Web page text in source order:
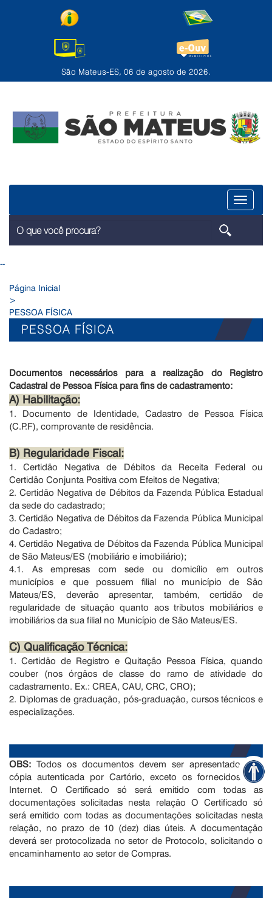
São Mateus-ES, 06 de agosto de 2026.
Menu
--
Página Inicial
>
PESSOA FÍSICA
PESSOA FÍSICA
Documentos necessários para a realização do Registro
Cadastral de Pessoa Física para fins de cadastramento:
A) Habilitação:
1. Documento de Identidade, Cadastro de Pessoa Física
(C.P.F), comprovante de residência.
B) Regularidade Fiscal:
1. Certidão Negativa de Débitos da Receita Federal ou
Certidão Conjunta Positiva com Efeitos de Negativa;
2. Certidão Negativa de Débitos da Fazenda Pública Estadual
da sede do cadastrado;
3. Certidão Negativa de Débitos da Fazenda Pública Municipal
do Cadastro;
4. Certidão Negativa de Débitos da Fazenda Pública Municipal
de São Mateus/ES (mobiliário e imobiliário);
4.1. As empresas com sede ou domicílio em outros
municípios e que possuem filial no município de São
Mateus/ES, deverão apresentar, também, certidão de
regularidade de situação quanto aos tributos mobiliários e
imobiliários da sua filial no Município de São Mateus/ES.
C) Qualificação Técnica:
1. Certidão de Registro e Quitação Pessoa Física, quando
couber (nos órgãos de classe do ramo de atividade do
cadastramento. Ex.: CREA, CAU, CRC, CRO);
2. Diplomas de graduação, pós-graduação, cursos técnicos e
especializações.
OBS: Todos os documentos devem ser apresentados em
cópia autenticada por Cartório, exceto os fornecidos pela
Internet. O Certificado só será emitido com todas as
documentações solicitadas nesta relação O Certificado só
será emitido com todas as documentações solicitadas nesta
relação, no prazo de 10 (dez) dias úteis. A documentação
deverá ser protocolizada no setor de Protocolo, solicitando o
encaminhamento ao setor de Compras.